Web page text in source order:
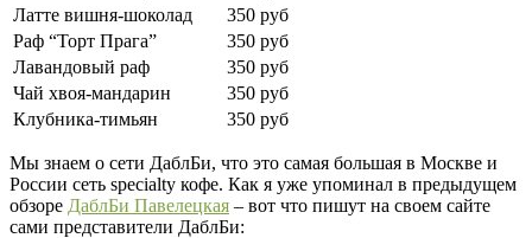
Латте вишня-шоколад
350 руб
Раф “Торт Прага”
350 руб
Лавандовый раф
350 руб
Чай хвоя-мандарин
350 руб
Клубника-тимьян
350 руб
Мы знаем о сети ДаблБи, что это самая большая в Москве и
России сеть specialty кофе. Как я уже упоминал в предыдущем
обзоре ДаблБи Павелецкая – вот что пишут на своем сайте
сами представители ДаблБи: